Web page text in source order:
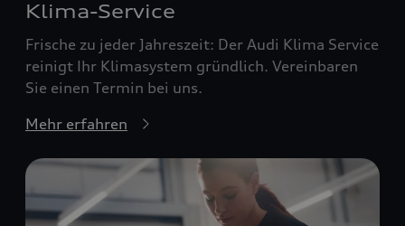
Klima-Service
Frische zu jeder Jahreszeit: Der Audi Klima Service
reinigt Ihr Klimasystem gründlich. Vereinbaren
Sie einen Termin bei uns.
Mehr erfahren